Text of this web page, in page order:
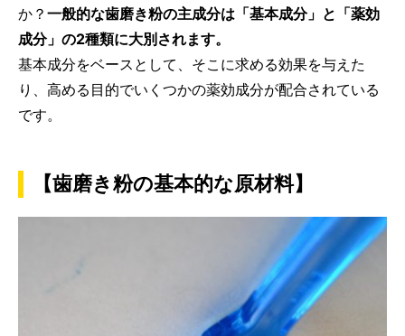
か？ 一般的な歯磨き粉の主成分は「基本成分」と「薬効
成分」の2種類に大別されます。
基本成分をベースとして、そこに求める効果を与えた
り、高める目的でいくつかの薬効成分が配合されている
です。
【歯磨き粉の基本的な原材料】